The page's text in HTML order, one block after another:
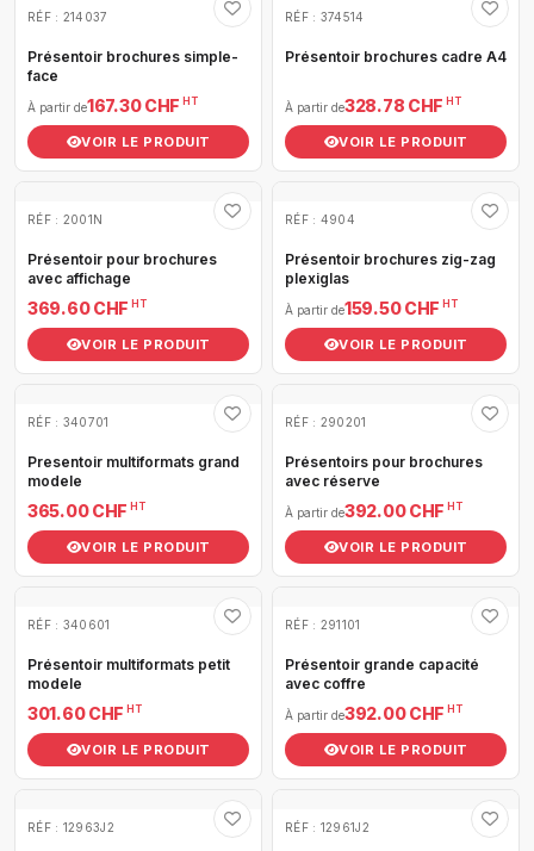
RÉF : 214037
Présentoir brochures simple-
face
À partir de167.30 CHF HT
VOIR LE PRODUIT
RÉF : 374514
Présentoir brochures cadre A4
À partir de328.78 CHF HT
VOIR LE PRODUIT
RÉF : 2001N
Présentoir pour brochures
avec affichage
369.60 CHF HT
VOIR LE PRODUIT
RÉF : 4904
Présentoir brochures zig-zag
plexiglas
À partir de159.50 CHF HT
VOIR LE PRODUIT
RÉF : 340701
Presentoir multiformats grand
modele
365.00 CHF HT
VOIR LE PRODUIT
RÉF : 290201
Présentoirs pour brochures
avec réserve
À partir de392.00 CHF HT
VOIR LE PRODUIT
RÉF : 340601
Présentoir multiformats petit
modele
301.60 CHF HT
VOIR LE PRODUIT
RÉF : 291101
Présentoir grande capacité
avec coffre
À partir de392.00 CHF HT
VOIR LE PRODUIT
RÉF : 12963J2 RÉF : 12961J2